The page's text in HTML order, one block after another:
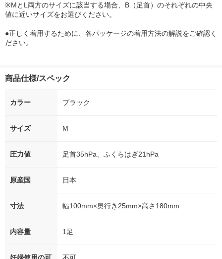
※MとL両方のサイズに該当する場合、B（足首）のそれぞれの中央
値に近いサイズをお選びください。
●正しく着用するために、各パッケージの着用方法の解説をご確認く
ださい。
商品仕様/スペック
カラー ブラック
サイズ M
圧力値 足首35hPa、ふくらはぎ21hPa
原産国 日本
寸法 幅100mm×奥行き25mm×高さ180mm
内容量 1足